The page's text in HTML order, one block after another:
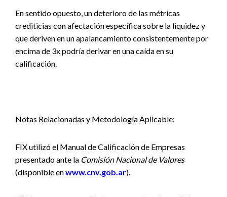
En sentido opuesto, un deterioro de las métricas
crediticias con afectación específica sobre la liquidez y
que deriven en un apalancamiento consistentemente por
encima de 3x podría derivar en una caída en su
calificación.
Notas Relacionadas y Metodología Aplicable:
FIX utilizó el Manual de Calificación de Empresas
presentado ante la Comisión Nacional de Valores
(disponible enwww.cnv.gob.ar).